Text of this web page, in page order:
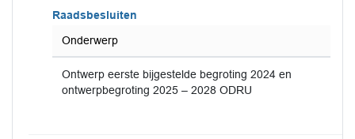
Raadsbesluiten
Onderwerp
Ontwerp eerste bijgestelde begroting 2024 en
ontwerpbegroting 2025 – 2028 ODRU